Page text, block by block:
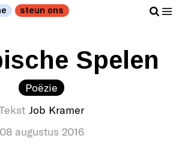
steun ons
Spelen
Poëzie
Job Kramer
08 augustus 2016